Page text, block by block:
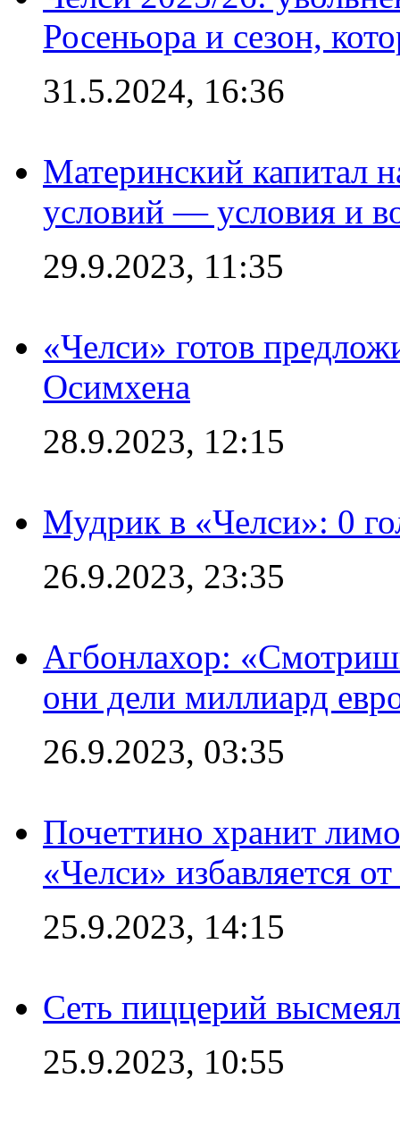
Росеньора и сезон,
31.5.2024, 16:36
Материнский капитал
условий — условия и
29.9.2023, 11:35
«Челси» готов
Осимхена
28.9.2023, 12:15
Мудрик в «Челси»: 0
26.9.2023, 23:35
Агбонлахор:
они дели миллиард
26.9.2023, 03:35
Почеттино хранит
«Челси» избавляется
25.9.2023, 14:15
Сеть пиццерий
25.9.2023, 10:55